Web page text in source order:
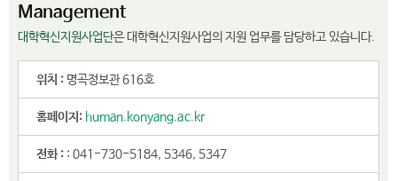
Management
대학혁신지원사업단은 대학혁신지원사업의 지원 업무를 담당하고 있습니다.
위치 : 명곡정보관 616호
홈페이지: human.konyang.ac.kr
전화 : : 041-730-5184, 5346, 5347